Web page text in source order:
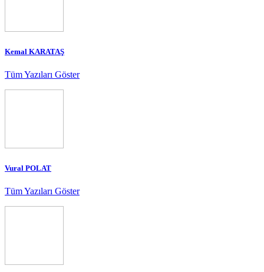
Kemal KARATAŞ
Tüm Yazıları Göster
Vural POLAT
Tüm Yazıları Göster